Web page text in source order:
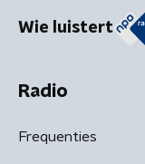
Wie luistert
Radio
Frequenties